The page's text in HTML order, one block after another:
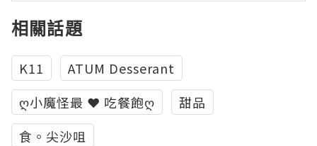
相關話題
K11
ATUM Desserant
ღ小魔怪最 ❤ 吃餐飽ღ
甜品
食。尖沙咀